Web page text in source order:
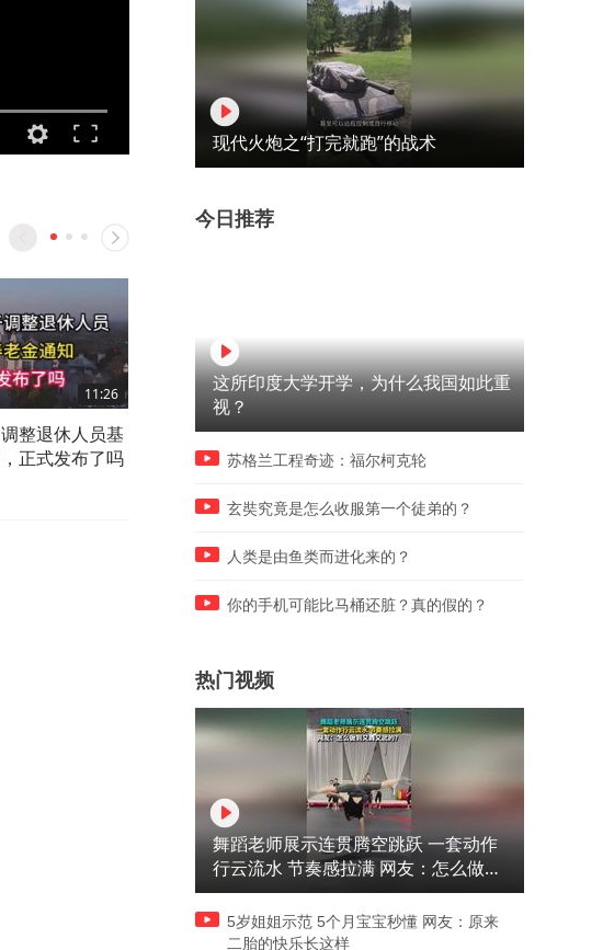
11:26
整退休人员基
正式发布了吗
00:38
广东霸总，恋爱的酸臭味
电车是在国家房地产萎靡时
来拉动内需的客观产物罢了
现代火炮之“打完就跑”的战术
今日推荐
这所印度大学开学，为什么我国如此重
视？
苏格兰工程奇迹：福尔柯克轮
玄奘究竟是怎么收服第一个徒弟的？
人类是由鱼类而进化来的？
你的手机可能比马桶还脏？真的假的？
热门视频
舞蹈老师展示连贯腾空跳跃 一套动作
行云流水 节奏感拉满 网友：怎么做到
又舞又武的？
5岁姐姐示范 5个月宝宝秒懂 网友：原来
二胎的快乐长这样